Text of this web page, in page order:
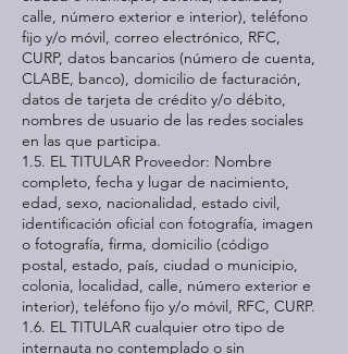
calle, número exterior e interior), teléfono
fijo y/o móvil, correo electrónico, RFC,
CURP, datos bancarios (número de cuenta,
CLABE, banco), domicilio de facturación,
datos de tarjeta de crédito y/o débito,
nombres de usuario de las redes sociales
en las que participa.
1.5. EL TITULAR Proveedor: Nombre
completo, fecha y lugar de nacimiento,
edad, sexo, nacionalidad, estado civil,
identificación oficial con fotografía, imagen
o fotografía, firma, domicilio (código
postal, estado, país, ciudad o municipio,
colonia, localidad, calle, número exterior e
interior), teléfono fijo y/o móvil, RFC, CURP.
1.6. EL TITULAR cualquier otro tipo de
internauta no contemplado o sin